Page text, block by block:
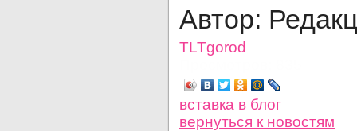
Автор:
TLTgorod
вставка в блог
вернуться к новостям